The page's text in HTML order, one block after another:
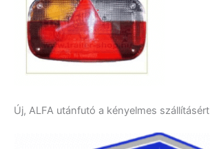
Új, ALFA utánfutó a kényelmes szállításért